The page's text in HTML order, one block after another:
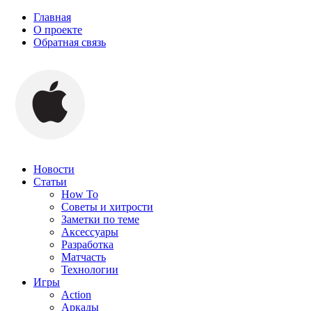
Главная
О проекте
Обратная связь
Новости
Статьи
How To
Советы и хитрости
Заметки по теме
Аксессуары
Разработка
Матчасть
Технологии
Игры
Action
Аркады